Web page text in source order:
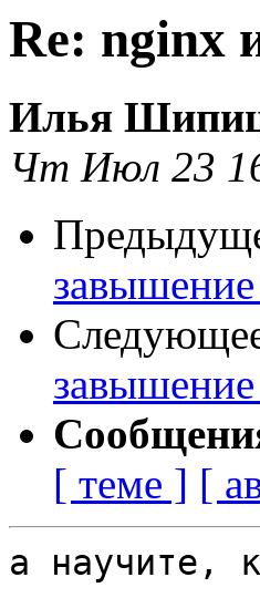
Re: nginx
Илья
Чт Июл 23
[ теме ] [
а научите,